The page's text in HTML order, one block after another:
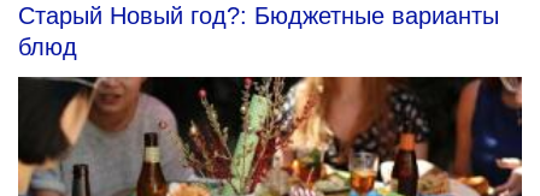
Старый Новый год?: Бюджетные варианты
блюд